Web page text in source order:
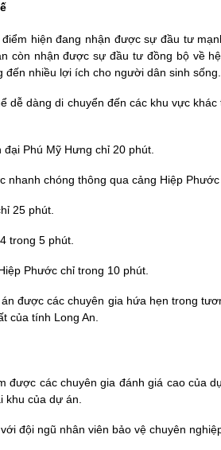
hiện đang nhận được sự đầu tư
còn nhận được sự đầu tư đồng bộ về
nhiều lợi ích cho người dân sinh sống.
dễ dàng di chuyển đến các khu vực
Phú Mỹ Hưng chỉ 20 phút.
nhanh chóng thông qua cảng Hiệp
25 phút.
trong 5 phút.
Phước chỉ trong 10 phút.
được các chuyên gia hứa hẹn trong
của tính Long An.
được các chuyên gia đánh giá cao của
khu của dự án.
đội ngũ nhân viên bảo vệ chuyên